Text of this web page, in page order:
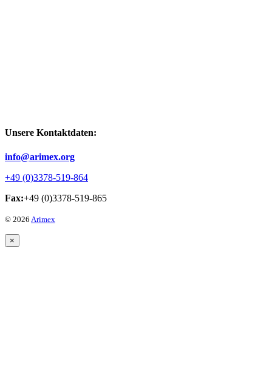
Unsere Kontaktdaten:
info@arimex.org
+49 (0)3378-519-864
Fax:+49 (0)3378-519-865
© 2026 Arimex
×